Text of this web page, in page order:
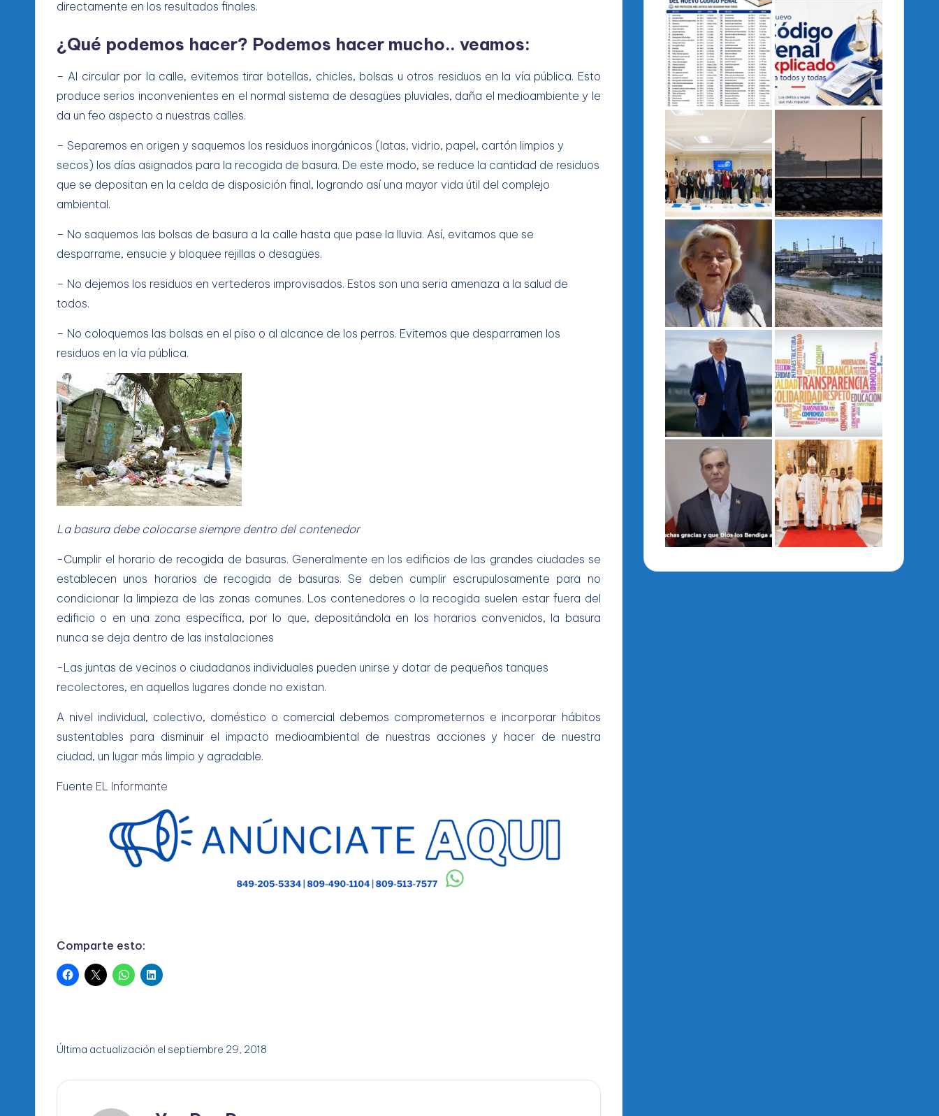
directamente en los resultados finales.
¿Qué podemos hacer? Podemos hacer mucho.. veamos:
– Al circular por la calle, evitemos tirar botellas, chicles, bolsas u otros residuos en la vía pública. Esto
produce serios inconvenientes en el normal sistema de desagües pluviales, daña el medioambiente y le
da un feo aspecto a nuestras calles.
– Separemos en origen y saquemos los residuos inorgánicos (latas, vidrio, papel, cartón limpios y
secos) los días asignados para la recogida de basura. De este modo, se reduce la cantidad de residuos
que se depositan en la celda de disposición final, logrando así una mayor vida útil del complejo
ambiental.
– No saquemos las bolsas de basura a la calle hasta que pase la lluvia. Así, evitamos que se
desparrame, ensucie y bloquee rejillas o desagües.
– No dejemos los residuos en vertederos improvisados. Estos son una seria amenaza a la salud de
todos.
– No coloquemos las bolsas en el piso o al alcance de los perros. Evitemos que desparramen los
residuos en la vía pública.
La basura debe colocarse siempre dentro del contenedor
-Cumplir el horario de recogida de basuras. Generalmente en los edificios de las grandes ciudades se
establecen unos horarios de recogida de basuras. Se deben cumplir escrupulosamente para no
condicionar la limpieza de las zonas comunes. Los contenedores o la recogida suelen estar fuera del
edificio o en una zona específica, por lo que, depositándola en los horarios convenidos, la basura
nunca se deja dentro de las instalaciones
-Las juntas de vecinos o ciudadanos individuales pueden unirse y dotar de pequeños tanques
recolectores, en aquellos lugares donde no existan.
A nivel individual, colectivo, doméstico o comercial debemos comprometernos e incorporar hábitos
sustentables para disminuir el impacto medioambiental de nuestras acciones y hacer de nuestra
ciudad, un lugar más limpio y agradable.
Fuente EL Informante
Comparte esto:
Última actualización el septiembre 29, 2018